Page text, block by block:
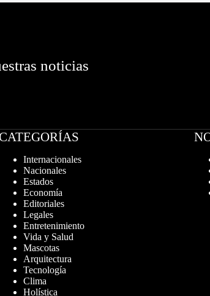
noticias
Internacionales
Nacionales
Estados
Economía
Editoriales
Legales
Entretenimiento
Vida y Salud
Mascotas
Arquitectura
Tecnología
Clima
Holística